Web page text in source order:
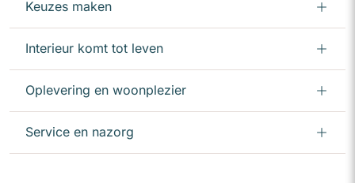
Keuzes maken
Interieur komt tot leven
Oplevering en woonplezier
Service en nazorg